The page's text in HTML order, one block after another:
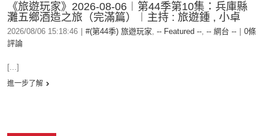
《旅遊玩家》2026-08-06︱第44季第10集：兵庫縣
灘五鄉酒造之旅（完滿篇）︱主持 : 旅遊鍾 , 小卓
2026/08/06 15:18:46 #(第44季) 旅遊玩家, -- Featured --, -- 網台 --
0條
評論
[...]
進一步了解